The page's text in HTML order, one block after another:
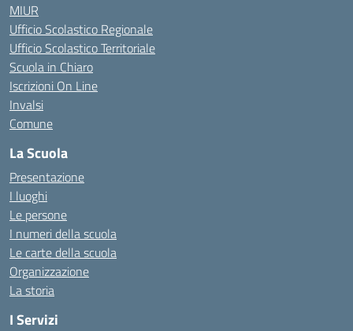
MIUR
Ufficio Scolastico Regionale
Ufficio Scolastico Territoriale
Scuola in Chiaro
Iscrizioni On Line
Invalsi
Comune
La Scuola
Presentazione
I luoghi
Le persone
I numeri della scuola
Le carte della scuola
Organizzazione
La storia
I Servizi